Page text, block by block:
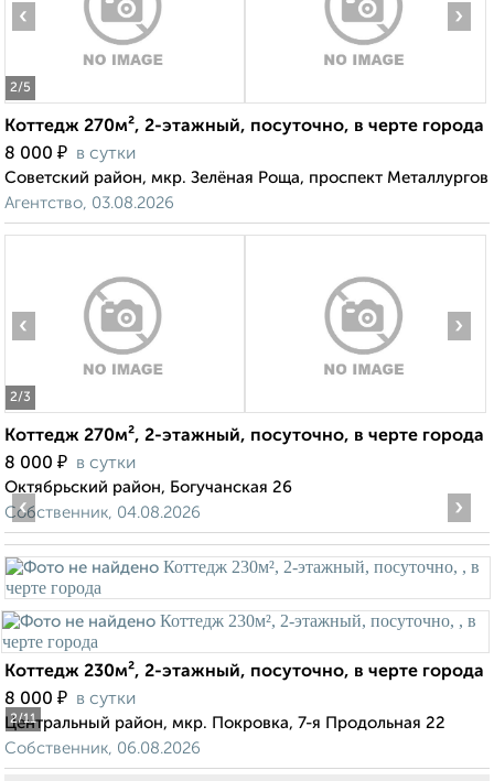
2/5
‹ ›
Коттедж 270м², 2-этажный, посуточно, в черте города
8 000 ₽ в сутки
Советский район, мкр. Зелёная Роща, проспект Металлургов
Агентство, 03.08.2026
2/3
‹ ›
Коттедж 270м², 2-этажный, посуточно, в черте города
8 000 ₽ в сутки
Октябрьский район, Богучанская 26
Собственник, 04.08.2026
2/11
‹ ›
Коттедж 230м², 2-этажный, посуточно, в черте города
8 000 ₽ в сутки
Центральный район, мкр. Покровка, 7-я Продольная 22
Собственник, 06.08.2026